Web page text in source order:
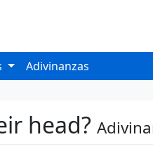
Adivinanzas
head?